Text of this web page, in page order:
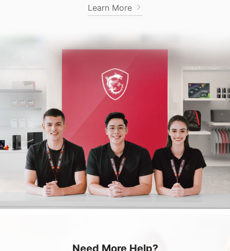
Learn More